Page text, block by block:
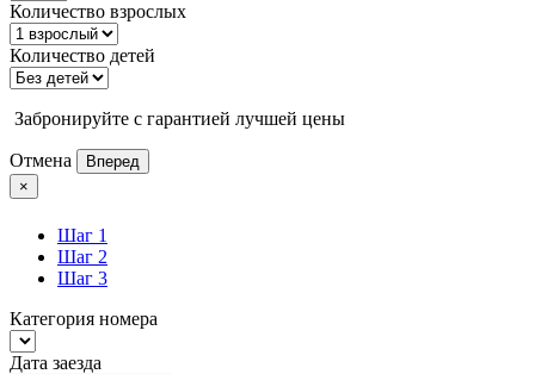
Количество взрослых
Количество детей
Забронируйте с гарантией лучшей цены
Отмена
Вперед
×
Шаг 1
Шаг 2
Шаг 3
Категория номера
Дата заезда